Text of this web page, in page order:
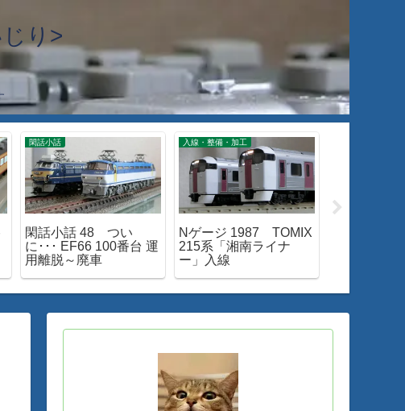
り>
閑話小話
閑話小話 48 つい
に･･･ EF66 100番台 運
用離脱～廃車
入線・整備・加工
Nゲージ 1987 TOMIX
215系「湘南ライナ
ー」入線